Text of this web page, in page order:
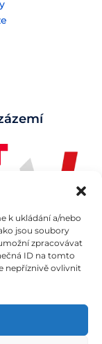
k ukládání a/nebo
jsou soubory
zpracovávat
ID na tomto
nepříznivě ovlivnit